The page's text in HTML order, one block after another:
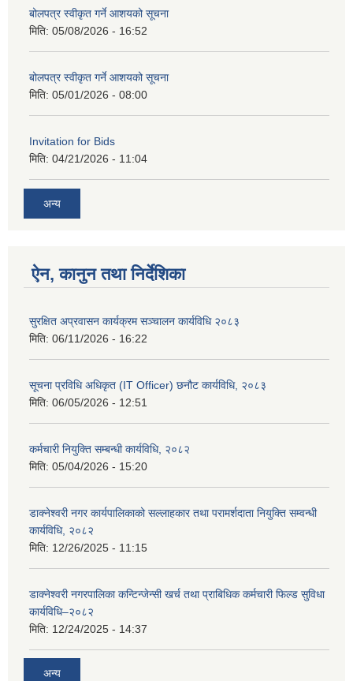
बोलपत्र स्वीकृत गर्ने आशयको सूचना
मिति: 05/08/2026 - 16:52
बोलपत्र स्वीकृत गर्ने आशयको सूचना
मिति: 05/01/2026 - 08:00
Invitation for Bids
मिति: 04/21/2026 - 11:04
अन्य
ऐन, कानुन तथा निर्देशिका
सुरक्षित अप्रवासन कार्यक्रम सञ्चालन कार्यविधि २०८३
मिति: 06/11/2026 - 16:22
सूचना प्रविधि अधिकृत (IT Officer) छनौट कार्यविधि, २०८३
मिति: 06/05/2026 - 12:51
कर्मचारी नियुक्ति सम्बन्धी कार्यविधि, २०८२
मिति: 05/04/2026 - 15:20
डाक्नेश्वरी नगर कार्यपालिकाको सल्लाहकार तथा परामर्शदाता नियुक्ति सम्वन्धी
कार्यविधि, २०८२
मिति: 12/26/2025 - 11:15
डाक्नेश्वरी नगरपालिका कन्टिन्जेन्सी खर्च तथा प्राबिधिक कर्मचारी फिल्ड सुविधा
कार्यविधि–२०८२
मिति: 12/24/2025 - 14:37
अन्य